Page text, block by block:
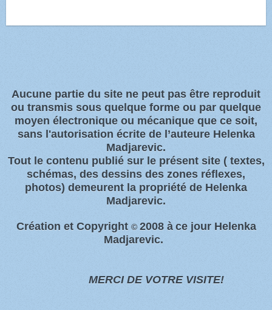
Aucune partie du site ne peut pas être reproduit
ou transmis sous quelque forme ou par quelque
moyen électronique ou mécanique que ce soit,
sans l'autorisation écrite de l’auteure Helenka
Madjarevic.
Tout l e contenu publié sur le présent site( textes,
schémas, des dessins des zones réflexes,
photos) demeurent la propriété de Helenka
Madjarevic.
Création et Copyright © 2008 à ce jour Helenka
Madjarevic.
MERCI DE VOTRE VISITE!